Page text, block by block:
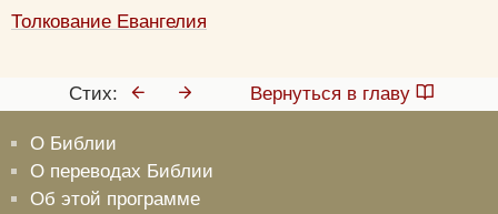
Толкование Евангелия
О Библии
О переводах Библии
Об этой программе